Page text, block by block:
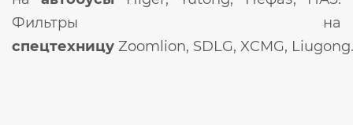
Фильтры на
спецтехницу Zoomlion, SDLG, XCMG, Liugong.